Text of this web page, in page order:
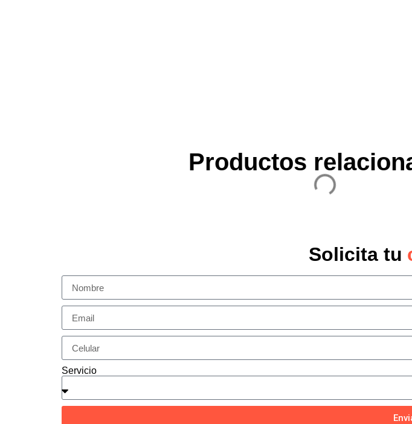
Productos
Solicita tu
Servicio